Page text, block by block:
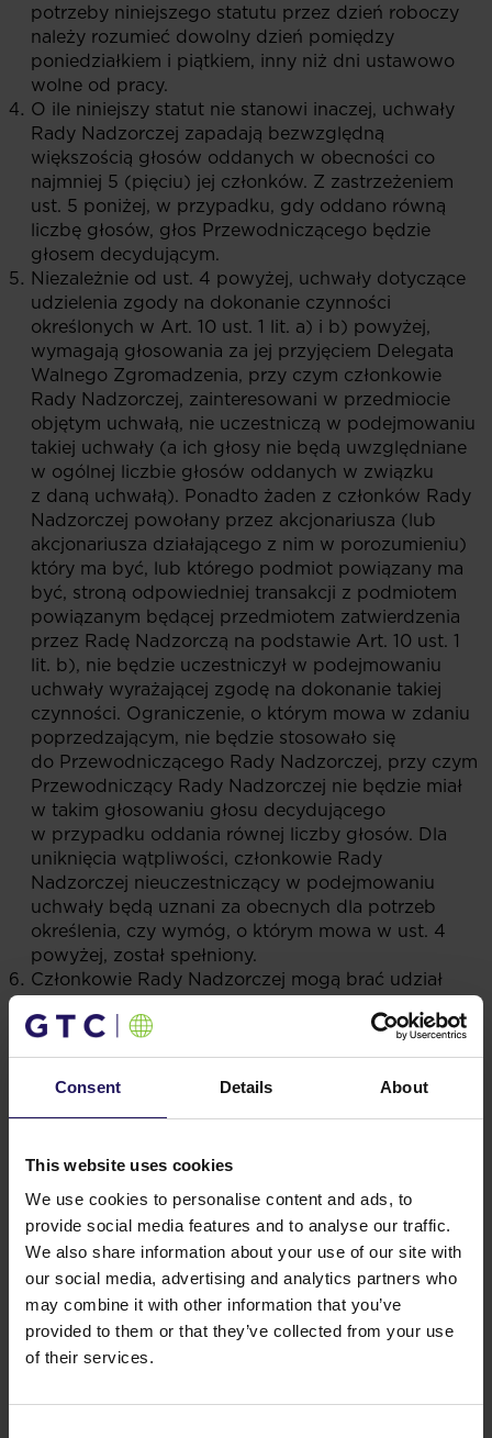
Consent Details About
This website uses cookies
We use cookies to personalise content and ads, to
provide social media features and to analyse our traffic.
We also share information about your use of our site with
our social media, advertising and analytics partners who
may combine it with other information that you’ve
provided to them or that they’ve collected from your use
of their services.
potrzeby niniejszego statutu przez dzień roboczy
należy rozumieć dowolny dzień pomiędzy
poniedziałkiem i piątkiem, inny niż dni ustawowo
wolne od pracy.
O ile niniejszy statut nie stanowi inaczej, uchwały
Rady Nadzorczej zapadają bezwzględną
większością głosów oddanych w obecności co
najmniej 5 (pięciu) jej członków. Z zastrzeżeniem
ust. 5 poniżej, w przypadku, gdy oddano równą
liczbę głosów, głos Przewodniczącego będzie
głosem decydującym.
Niezależnie od ust. 4 powyżej, uchwały dotyczące
udzielenia zgody na dokonanie czynności
określonych w Art. 10 ust. 1 lit. a) i b) powyżej,
wymagają głosowania za jej przyjęciem Delegata
Walnego Zgromadzenia, przy czym członkowie
Rady Nadzorczej, zainteresowani w przedmiocie
objętym uchwałą, nie uczestniczą w podejmowaniu
takiej uchwały (a ich głosy nie będą uwzględniane
w ogólnej liczbie głosów oddanych w związku
z daną uchwałą). Ponadto żaden z członków Rady
Nadzorczej powołany przez akcjonariusza (lub
akcjonariusza działającego z nim w porozumieniu)
który ma być, lub którego podmiot powiązany ma
być, stroną odpowiedniej transakcji z podmiotem
powiązanym będącej przedmiotem zatwierdzenia
przez Radę Nadzorczą na podstawie Art. 10 ust. 1
lit. b), nie będzie uczestniczył w podejmowaniu
uchwały wyrażającej zgodę na dokonanie takiej
czynności. Ograniczenie, o którym mowa w zdaniu
poprzedzającym, nie będzie stosowało się
do Przewodniczącego Rady Nadzorczej, przy czym
Przewodniczący Rady Nadzorczej nie będzie miał
w takim głosowaniu głosu decydującego
w przypadku oddania równej liczby głosów. Dla
uniknięcia wątpliwości, członkowie Rady
Nadzorczej nieuczestniczący w podejmowaniu
uchwały będą uznani za obecnych dla potrzeb
określenia, czy wymóg, o którym mowa w ust. 4
powyżej, został spełniony.
Członkowie Rady Nadzorczej mogą brać udział
oddając swój głos na piśmie za pośrednictwem
innego członka Rady Nadzorczej w najszerszym
zakresie dozwolonym przez powszechnie
obowiązujące przepisy prawa.
Na wniosek Delegata Walnego Zgromadzenia,
do dokonania czynności nadzorczych wskazanych
w takim wniosku, a określonych w przepisach
Kodeksu Spółek Handlowych, przy czym Delegat
Walnego Zgromadzenia musi zostać wyznaczony
do bezpośredniego wykonywania takich czynności
nadzorczych.
Postanowienia dotyczące zakazu prowadzenia
działalności konkurencyjnej oraz ograniczeń
w uczestniczeniu w podmiotach prowadzących